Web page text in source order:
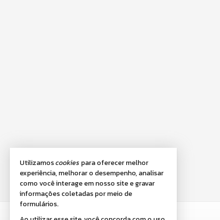
Utilizamoscookies para oferecer melhor
experiência, melhorar o desempenho, analisar
como você interage em nosso site e gravar
informações coletadas por meio de
formulários.